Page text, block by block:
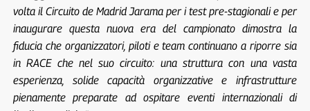
volta il Circuito de Madrid Jarama per i test pre-stagionali e per
inaugurare questa nuova era del campionato dimostra la
fiducia che organizzatori, piloti e team continuano a riporre sia
in RACE che nel suo circuito: una struttura con una vasta
esperienza, solide capacità organizzative e infrastrutture
pienamente preparate ad ospitare eventi internazionali di